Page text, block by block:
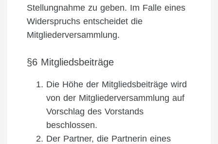
Stellungnahme zu geben. Im Falle eines
Widerspruchs entscheidet die
Mitgliederversammlung.
§6 Mitgliedsbeiträge
Die Höhe der Mitgliedsbeiträge wird
von der Mitgliederversammlung auf
Vorschlag des Vorstands
beschlossen.
Der Partner, die Partnerin eines